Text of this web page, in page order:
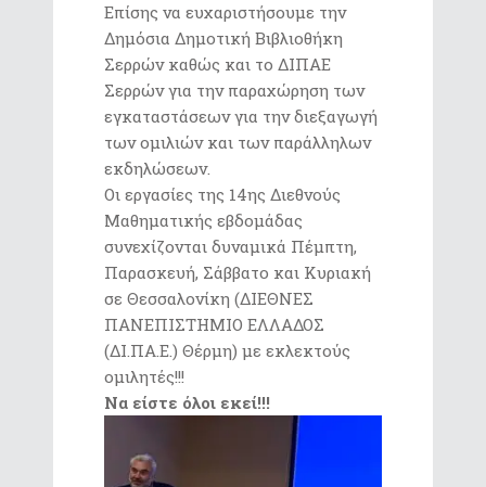
Επίσης να ευχαριστήσουμε την
Δημόσια Δημοτική Βιβλιοθήκη
Σερρών καθώς και το ΔΙΠΑΕ
Σερρών για την παραχώρηση των
εγκαταστάσεων για την διεξαγωγή
των ομιλιών και των παράλληλων
εκδηλώσεων.
Οι εργασίες της 14ης Διεθνούς
Μαθηματικής εβδομάδας
συνεχίζονται δυναμικά Πέμπτη,
Παρασκευή, Σάββατο και Κυριακή
σε Θεσσαλονίκη (ΔΙΕΘΝΕΣ
ΠΑΝΕΠΙΣΤΗΜΙΟ ΕΛΛΑΔΟΣ
(ΔΙ.ΠΑ.Ε.) Θέρμη) με εκλεκτούς
ομιλητές!!!
Να είστε όλοι εκεί!!!